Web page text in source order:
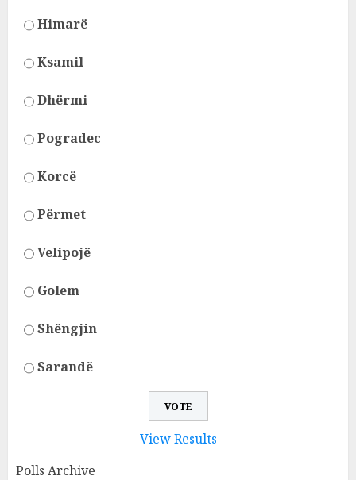
Himarë
Ksamil
Dhërmi
Pogradec
Korcë
Përmet
Velipojë
Golem
Shëngjin
Sarandë
View Results
Polls Archive